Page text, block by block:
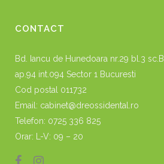
CONTACT
Bd. Iancu de Hunedoara nr.29 bl.3 sc.B
ap.94 int.094 Sector 1 Bucuresti
Cod postal 011732
Email: cabinet@dreossidental.ro
Telefon: 0725 336 825
Orar: L-V: 09 – 20